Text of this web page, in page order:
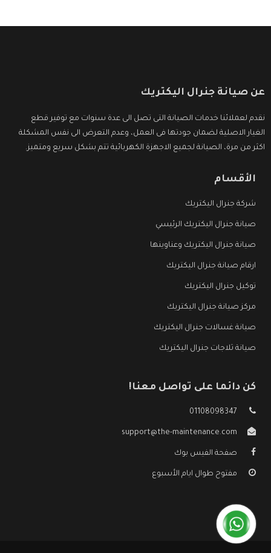
عن صيانة جنرال اليكتريك
نقدم لعملائنا خدمات الصيانة التى تصل الى عدة سنوات مع توفير قطع
الغيار الاصلية لضمان جودتها فى العمل، وعدم التعرض الى نفس المشكلة
اكثر من مرة، الصيانة لجميع الاجهزة الكهربائية تتم بشكل سريع ومتميز.
الأقسام
شركة جنرال اليكتريك
صيانة جنرال اليكتريك الرئيسي
صيانة جنرال اليكتريك وعناوينها
ارقام صيانة جنرال اليكتريك
توكيل جنرال اليكتريك
مركز صيانة جنرال اليكتريك
صيانة غسالات جنرال اليكتريك
صيانة ثلاجات جنرال اليكتريك
كن دائما على تواصل معنا!
01108098347
support@the-maintenance.com
صفحة الفيس بوك
مفتوح طوال ايام الأسبوع